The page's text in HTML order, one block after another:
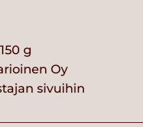
g
Oy
sivuihin